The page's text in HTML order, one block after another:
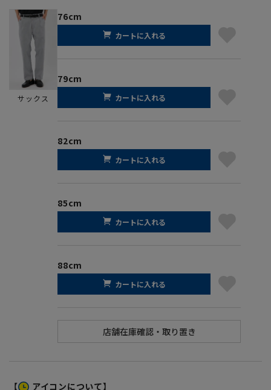
サックス
76cm
カートに入れる
79cm
カートに入れる
82cm
カートに入れる
85cm
カートに入れる
88cm
カートに入れる
【 アイコンについて】